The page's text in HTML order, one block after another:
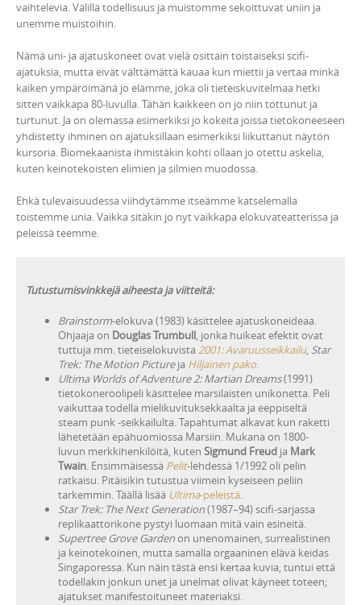
vaihtelevia. Välillä todellisuus ja muistomme sekoittuvat uniin ja
unemme muistoihin.
Nämä uni- ja ajatuskoneet ovat vielä osittain toistaiseksi scifi-
ajatuksia, mutta eivät välttämättä kauaa kun miettii ja vertaa minkä
kaiken ympäröimänä jo elämme, joka oli tieteiskuvitelmaa hetki
sitten vaikkapa 80-luvulla. Tähän kaikkeen on jo niin tottunut ja
turtunut. Ja on olemassa esimerkiksi jo kokeita joissa tietokoneeseen
yhdistetty ihminen on ajatuksillaan esimerkiksi liikuttanut näytön
kursoria. Biomekaanista ihmistäkin kohti ollaan jo otettu askelia,
kuten keinotekoisten elimien ja silmien muodossa.
Ehkä tulevaisuudessa viihdytämme itseämme katselemalla
toistemme unia. Vaikka sitäkin jo nyt vaikkapa elokuvateatterissa ja
peleissä teemme.
Tutustumisvinkkejä aiheesta ja viitteitä:
Brainstorm-elokuva (1983) käsittelee ajatuskoneideaa.
Ohjaaja on Douglas Trumbull, jonka huikeat efektit ovat
tuttuja mm. tieteiselokuvista 2001: Avaruusseikkailu, Star
Trek: The Motion Pictureja Hiljainen pako.
Ultima Worlds of Adventure 2: Martian Dreams(1991)
tietokoneroolipeli käsittelee marsilaisten unikonetta. Peli
vaikuttaa todella mielikuvituksekkaalta ja eeppiseltä
steam punk -seikkailulta. Tapahtumat alkavat kun raketti
lähetetään epähuomiossa Marsiin. Mukana on 1800-
luvun merkkihenkilöitä, kuten Sigmund Freud ja Mark
Twain. Ensimmäisessä Pelit-lehdessä 1/1992 oli pelin
ratkaisu. Pitäisikin tutustua viimein kyseiseen peliin
tarkemmin. Täällä lisää Ultima-peleistä.
Star Trek: The Next Generation(1987–94) scifi-sarjassa
replikaattorikone pystyi luomaan mitä vain esineitä.
Supertree Grove Gardenon unenomainen, surrealistinen
ja keinotekoinen, mutta samalla orgaaninen elävä keidas
Singaporessa. Kun näin tästä ensi kertaa kuvia, tuntui että
todellakin jonkun unet ja unelmat olivat käyneet toteen;
ajatukset manifestoituneet materiaksi.